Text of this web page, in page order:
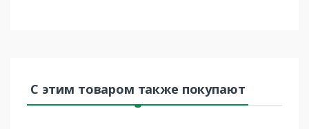
С этим товаром также покупают